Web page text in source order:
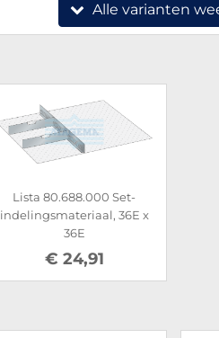
Alle varianten
Lista 80.688.000 Set-
indelingsmateriaal, 36E x
36E
€ 24,91